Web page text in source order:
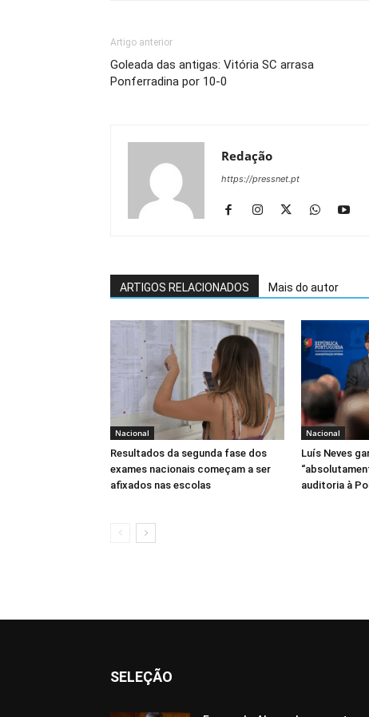
Artigo anterior
Goleada das antigas: Vitória SC arrasa
Ponferradina por 10-0
Redação
https://pressnet.pt
ARTIGOS RELACIONADOS Mais do autor
Nacional
Resultados da segunda fase dos
exames nacionais começam a ser
afixados nas escolas
Nacional
Luís Neves
auditoria à
SELEÇÃO